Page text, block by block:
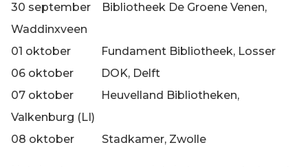
30 september Bibliotheek De Groene Venen,
Waddinxveen
01 oktober Fundament Bibliotheek, Losser
06 oktober DOK, Delft
07 oktober Heuvelland Bibliotheken,
Valkenburg (LI)
08 oktober Stadkamer, Zwolle